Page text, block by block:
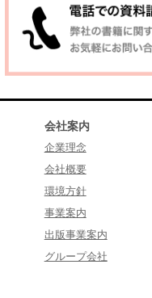
会社案内
企業理念
会社概要
環境方針
事業案内
出版事業案内
グループ会社